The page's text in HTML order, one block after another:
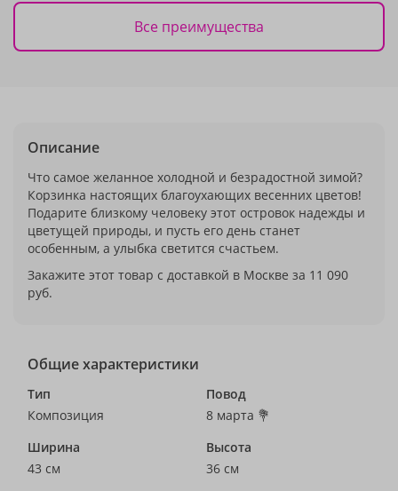
Все преимущества
Описание
Что самое желанное холодной и безрадостной зимой?
Корзинка настоящих благоухающих весенних цветов!
Подарите близкому человеку этот островок надежды и
цветущей природы, и пусть его день станет
особенным, а улыбка светится счастьем.
Закажите этот товар с доставкой в Москве за 11 090
руб.
Общие характеристики
Тип
Композиция
Повод
8 марта 💐
Ширина
43 см
Высота
36 см